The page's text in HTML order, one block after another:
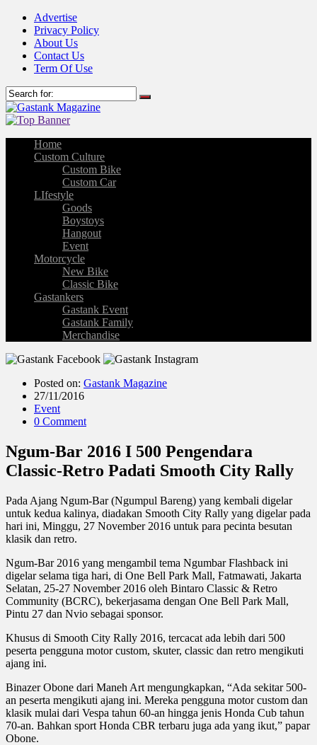
Advertise
Privacy Policy
About Us
Contact Us
Term Of Use
Home
Custom Culture
Custom Bike
Custom Car
LIfestyle
Goods
Boystoys
Hangout
Event
Motorcycle
New Bike
Classic Bike
Gastankers
Gastank Event
Gastank Family
Merchandise
Posted on: Gastank Magazine
27/11/2016
Event
0 Comment
Ngum-Bar 2016 I 500 Pengendara
Classic-Retro Padati Smooth City Rally
Pada Ajang Ngum-Bar (Ngumpul Bareng) yang kembali digelar
untuk kedua kalinya, diadakan Smooth City Rally yang digelar pada
hari ini, Minggu, 27 November 2016 untuk para pecinta besutan
klasik dan retro.
Ngum-Bar 2016 yang mengambil tema Ngumbar Flashback ini
digelar selama tiga hari, di One Bell Park Mall, Fatmawati, Jakarta
Selatan, 25-27 November 2016 oleh Bintaro Classic & Retro
Community (BCRC), bekerjasama dengan One Bell Park Mall,
Pintu 27 dan Nvio sebagai sponsor.
Khusus di Smooth City Rally 2016, tercacat ada lebih dari 500
peserta pengguna motor custom, skuter, classic dan retro mengikuti
ajang ini.
Binazer Obone dari Maneh Art mengungkapkan, “Ada sekitar 500-
an peserta mengikuti ajang ini. Mereka pengguna motor custom dan
klasik mulai dari Vespa tahun 60-an hingga jenis Honda Cub tahun
70-an. Bahkan sport Honda CBR terbaru juga ada yang ikut,” papar
Obone.